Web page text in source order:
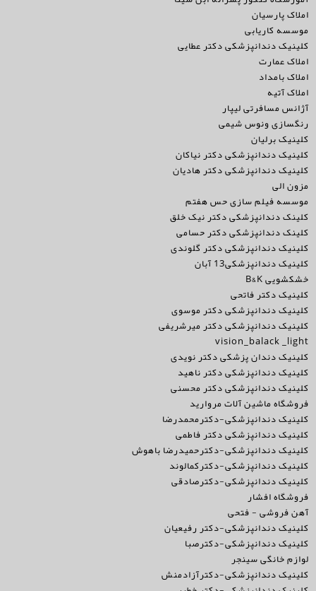
املاک پارسیان
موسسه کاریابی
کلینیک دندانپزشکی دکتر عطایی
املاک عمارت
املاک بامداد
املاک آتیه
آژانس مسافرتی لیپار
رنگسازی ونوس شیمی
کلینیک برلیان
کلینیک دندانپزشکی دکتر نیاکان
کلینیک دندانپزشکی دکتر هادیان
مزون الی
موسسه فیلم سازی حس هفتم
کلینک دندانپزشکی دکتر نیک خلق
کلینک دندانپزشکی دکتر حسامی
کلینیک دندانپزشکی دکتر گلوندی
کلینیک دندانپزشکی13 آبان
خشکشویی B&K
کلینیک دکتر فاتحی
کلینیک دندانپزشکی دکتر موسوی
کلینیک دندانپزشکی دکتر میرشریفی
vision_balack _light
کلینیک دندان پزشکی دکتر نویدی
کلینیک دندانپزشکی دکتر ناهید
کلینیک دندانپزشکی دکتر محسنی
فروشگاه ماشین آلات مروارید
کلینیک دندانپزشکی-دکترمحمدرضا
کلینیک دندانپزشکی دکتر فاطمی
کلینیک دندانپزشکی-دکترحمیدرضا باهوش
کلینیک دندانپزشکی-دکترکمالوند
کلینیک دندانپزشکی-دکترصادقی
فروشگاه افشار
آهن فروشی - فتحی
کلینیک دندانپزشکی-دکتر رفیعیان
کلینیک دندانپزشکی-دکترصبا
لوازم خانگی سینجر
کلینیک دندانپزشکی-دکترآزادمنش